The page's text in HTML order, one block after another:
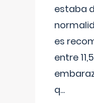
estaba
es
entre
q...